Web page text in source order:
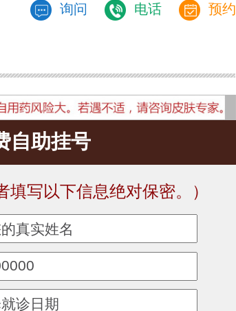
询问
电话 预约
自助挂号
填写以下信息绝对保密。）